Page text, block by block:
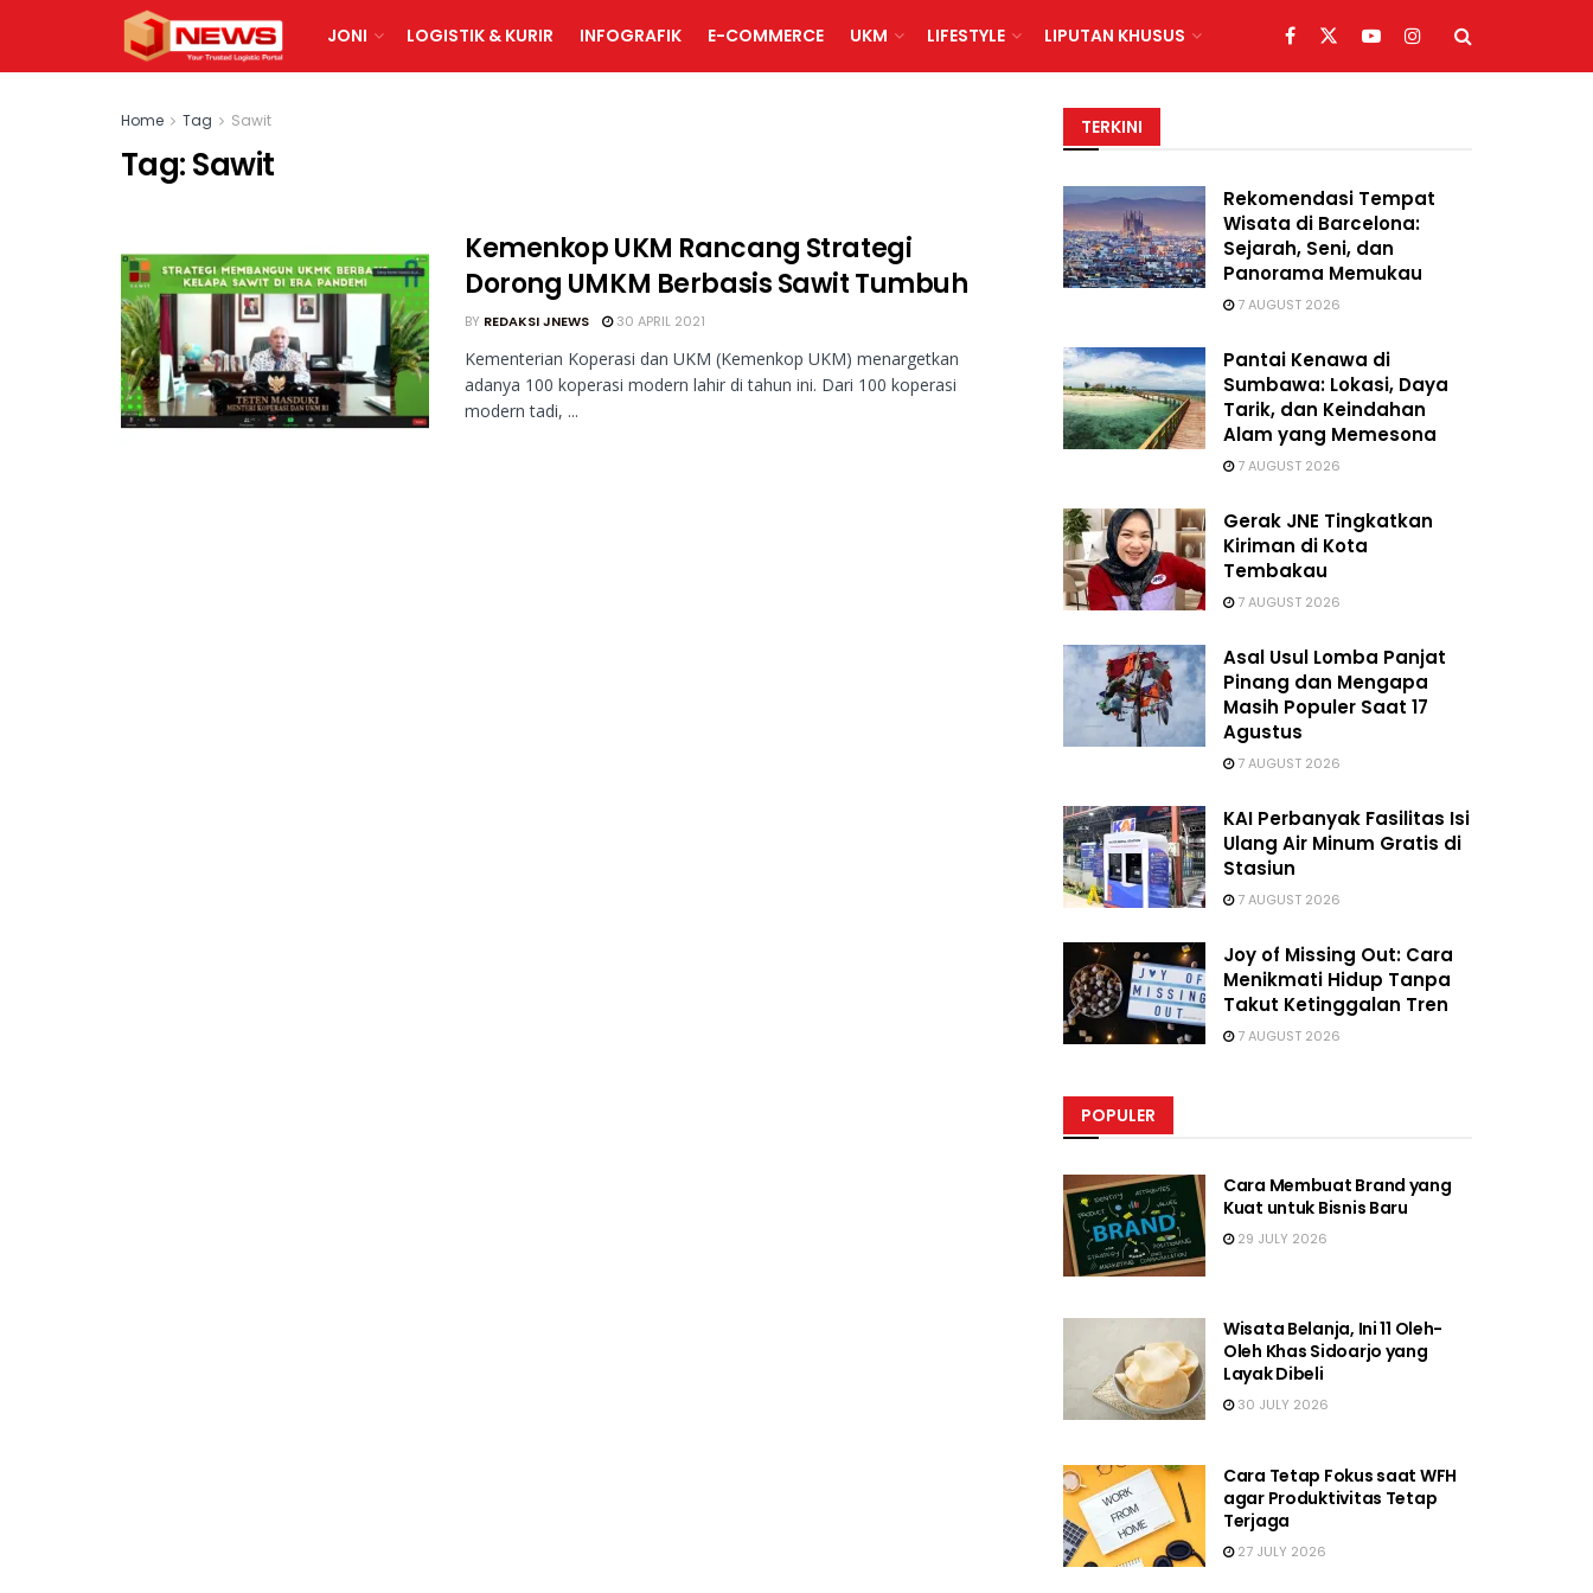
JONI LOGISTIK & KURIR INFOGRAFIK E-COMMERCE UKM LIFESTYLE LIPUTAN KHUSUS
Home Tag Sawit
Tag:Sawit
Kemenkop UKM Rancang Strategi
Dorong UMKM Berbasis Sawit Tumbuh
BY REDAKSI JNEWS 30 APRIL 2021
Kementerian Koperasi dan UKM (Kemenkop UKM) menargetkan
adanya 100 koperasi modern lahir di tahun ini. Dari 100 koperasi
modern tadi, ...
TERKINI
Rekomendasi Tempat
Wisata di Barcelona:
Sejarah, Seni, dan
Panorama Memukau
7 AUGUST 2026
Pantai Kenawa di
Sumbawa: Lokasi, Daya
Tarik, dan Keindahan
Alam yang Memesona
7 AUGUST 2026
Gerak JNE Tingkatkan
Kiriman di Kota
Tembakau
7 AUGUST 2026
Asal Usul Lomba Panjat
Pinang dan Mengapa
Masih Populer Saat 17
Agustus
7 AUGUST 2026
KAI Perbanyak Fasilitas Isi
Ulang Air Minum Gratis di
Stasiun
7 AUGUST 2026
Joy of Missing Out: Cara
Menikmati Hidup Tanpa
Takut Ketinggalan Tren
7 AUGUST 2026
POPULER
Cara Membuat Brand yang
Kuat untuk Bisnis Baru
29 JULY 2026
Wisata Belanja, Ini 11 Oleh-
Oleh Khas Sidoarjo yang
Layak Dibeli
30 JULY 2026
Cara Tetap Fokus saat WFH
agar Produktivitas Tetap
Terjaga
27 JULY 2026